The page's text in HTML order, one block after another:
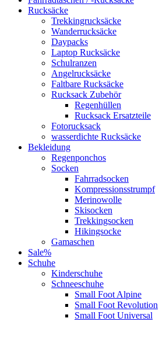
Rucksäcke
Trekkingrucksäcke
Wanderrucksäcke
Daypacks
Laptop Rucksäcke
Schulranzen
Angelrucksäcke
Faltbare Rucksäcke
Rucksack Zubehör
Regenhüllen
Rucksack Ersatzteile
Fotorucksack
wasserdichte Rucksäcke
Bekleidung
Regenponchos
Socken
Fahrradsocken
Kompressionsstrumpf
Merinowolle
Skisocken
Trekkingsocken
Hikingsocke
Gamaschen
Sale%
Schuhe
Kinderschuhe
Schneeschuhe
Small Foot Alpine
Small Foot Revolution
Small Foot Universal